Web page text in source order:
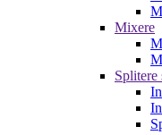
Mixere